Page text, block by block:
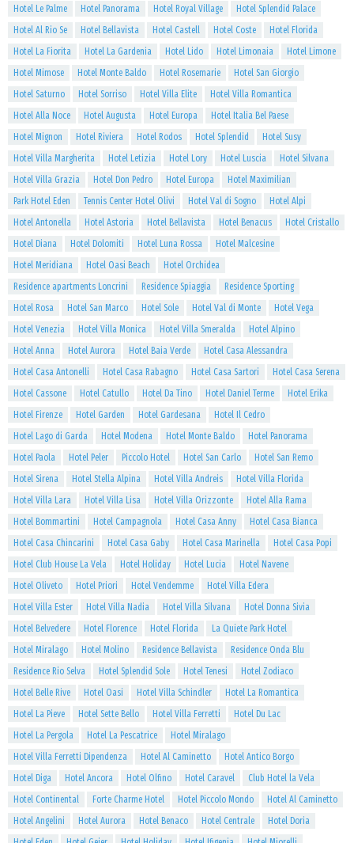
Hotel Le Palme
Hotel Panorama Hotel Royal Village
Hotel Splendid Palace
Hotel Al Rio Se
Hotel Bellavista Hotel Castell Hotel Coste
Hotel Florida
Hotel La Fiorita
Hotel La Gardenia Hotel Lido Hotel Limonaia
Hotel Limone
Hotel Mimose
Hotel Monte Baldo Hotel Rosemarie
Hotel San Giorgio
Hotel Saturno
Hotel Sorriso Hotel Villa Elite
Hotel Villa Romantica
Hotel Alla Noce
Hotel Augusta Hotel Europa
Hotel Italia Bel Paese
Hotel Mignon
Hotel Riviera Hotel Rodos Hotel Splendid
Hotel Susy
Hotel Villa Margherita
Hotel Letizia Hotel Lory Hotel Luscia
Hotel Silvana
Hotel Villa Grazia
Hotel Don Pedro Hotel Europa
Hotel Maximilian
Park Hotel Eden
Tennis Center Hotel Olivi Hotel Val di Sogno
Hotel Alpi
Hotel Antonella
Hotel Astoria Hotel Bellavista Hotel Benacus
Hotel Cristallo
Hotel Diana
Hotel Dolomiti Hotel Luna Rossa
Hotel Malcesine
Hotel Meridiana
Hotel Oasi Beach
Hotel Orchidea
Residence apartments Loncrini
Residence Spiaggia
Residence Sporting
Hotel Rosa
Hotel San Marco Hotel Sole Hotel Val di Monte
Hotel Vega
Hotel Venezia
Hotel Villa Monica Hotel Villa Smeralda
Hotel Alpino
Hotel Anna
Hotel Aurora Hotel Baia Verde
Hotel Casa Alessandra
Hotel Casa Antonelli
Hotel Casa Rabagno Hotel Casa Sartori
Hotel Casa Serena
Hotel Cassone
Hotel Catullo Hotel Da Tino Hotel Daniel Terme
Hotel Erika
Hotel Firenze
Hotel Garden Hotel Gardesana
Hotel Il Cedro
Hotel Lago di Garda
Hotel Modena Hotel Monte Baldo
Hotel Panorama
Hotel Paola
Hotel Peler Piccolo Hotel Hotel San Carlo
Hotel San Remo
Hotel Sirena
Hotel Stella Alpina Hotel Villa Andreis
Hotel Villa Florida
Hotel Villa Lara
Hotel Villa Lisa Hotel Villa Orizzonte
Hotel Alla Rama
Hotel Bommartini
Hotel Campagnola Hotel Casa Anny
Hotel Casa Bianca
Hotel Casa Chincarini
Hotel Casa Gaby Hotel Casa Marinella
Hotel Casa Popi
Hotel Club House La Vela
Hotel Holiday Hotel Lucia
Hotel Navene
Hotel Oliveto
Hotel Priori Hotel Vendemme
Hotel Villa Edera
Hotel Villa Ester
Hotel Villa Nadia Hotel Villa Silvana
Hotel Donna Sivia
Hotel Belvedere
Hotel Florence Hotel Florida
La Quiete Park Hotel
Hotel Miralago
Hotel Molino Residence Bellavista
Residence Onda Blu
Residence Rio Selva
Hotel Splendid Sole Hotel Tenesi
Hotel Zodiaco
Hotel Belle Rive
Hotel Oasi Hotel Villa Schindler
Hotel La Romantica
Hotel La Pieve
Hotel Sette Bello Hotel Villa Ferretti
Hotel Du Lac
Hotel La Pergola
Hotel La Pescatrice
Hotel Miralago
Hotel Villa Ferretti Dipendenza
Hotel Al Caminetto
Hotel Antico Borgo
Hotel Diga
Hotel Ancora Hotel Olfino Hotel Caravel
Club Hotel la Vela
Hotel Continental
Forte Charme Hotel Hotel Piccolo Mondo
Hotel Al Caminetto
Hotel Angelini
Hotel Aurora Hotel Benaco Hotel Centrale
Hotel Doria